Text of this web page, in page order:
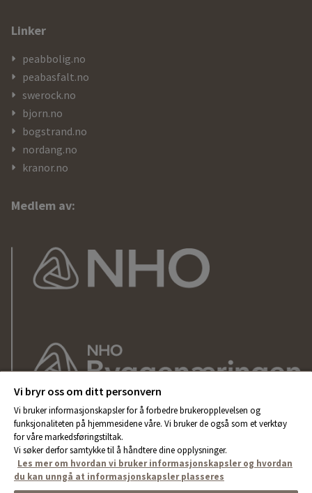
Linker
peabbolig.no
peabasfalt.no
swerock.no
bjorn.no
bogstrand.no
nordang.no
kranor.no
Medlem av:
Vi bryr oss om ditt personvern
Vi bruker informasjonskapsler for å forbedre brukeropplevelsen og
funksjonaliteten på hjemmesidene våre. Vi bruker de også som et verktøy
for våre markedsføringstiltak.
Vi søker derfor samtykke til å håndtere dine opplysninger.
Les mer om hvordan vi bruker informasjonskapsler og hvordan
du kan unngå at informasjonskapsler plasseres